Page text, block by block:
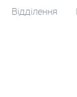
Відділення